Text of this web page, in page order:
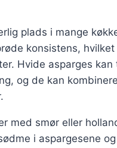
plads i mange
konsistens,
Hvide asparges kan
og de kan
med smør eller
i aspargesene